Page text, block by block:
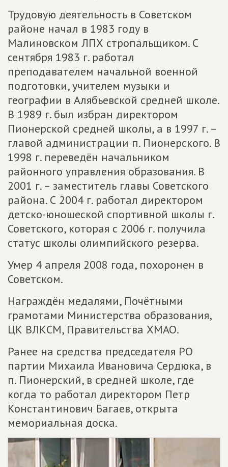
Трудовую деятельность в Советском
районе начал в 1983 году в
Малиновском ЛПХ стропальщиком. С
сентября 1983 г. работал
преподавателем начальной военной
подготовки, учителем музыки и
географии в Алябьевской средней школе.
В 1989 г. был избран директором
Пионерской средней школы, а в 1997 г. –
главой администрации п. Пионерского. В
1998 г. переведён начальником
районного управления образования. В
2001 г. – заместитель главы Советского
района. С 2004 г. работал директором
детско-юношеской спортивной школы г.
Советского, которая с 2006 г. получила
статус школы олимпийского резерва.
Умер 4 апреля 2008 года, похоронен в
Советском.
Награждён медалями, Почётными
грамотами Министерства образования,
ЦК ВЛКСМ, Правительства ХМАО.
Ранее на средства председателя РО
партии Михаила Ивановича Сердюка, в
п. Пионерский, в средней школе, где
когда то работал директором Петр
Константинович Багаев, открыта
мемориальная доска.